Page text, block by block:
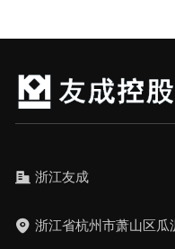
浙江友成
浙江省杭州市萧山区瓜